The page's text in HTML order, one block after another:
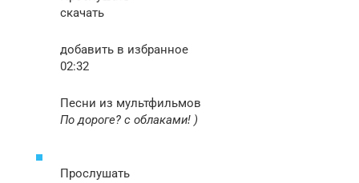
скачать
добавить в избранное
02:32
Песни из мультфильмов
По дороге? с облаками! )
Прослушать